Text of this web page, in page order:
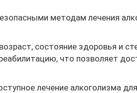
методам лечения
состояние здоровья и
что позволяет
лечение алкоголизма